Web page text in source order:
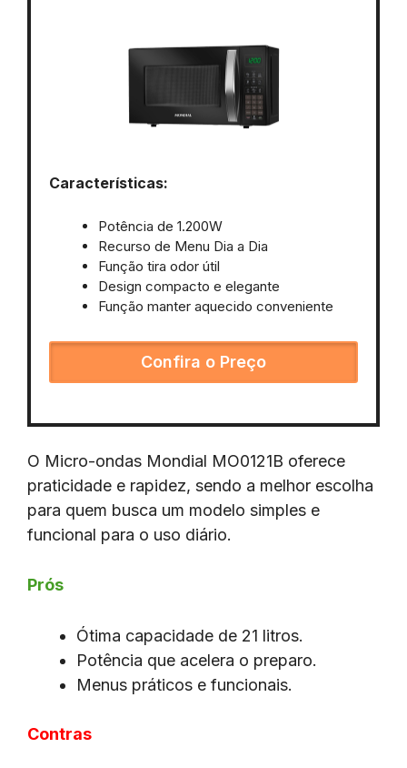
Características:
Potência de 1.200W
Recurso de Menu Dia a Dia
Função tira odor útil
Design compacto e elegante
Função manter aquecido conveniente
Confira o Preço
O Micro-ondas Mondial MO0121B oferece
praticidade e rapidez, sendo a melhor escolha
para quem busca um modelo simples e
funcional para o uso diário.
Prós
Ótima capacidade de 21 litros.
Potência que acelera o preparo.
Menus práticos e funcionais.
Contras